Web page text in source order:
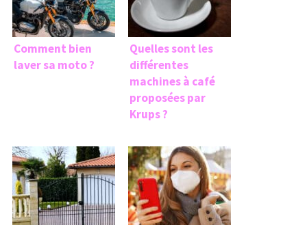
Comment bien
laver sa moto ?
Quelles sont les
différentes
machines à café
proposées par
Krups ?